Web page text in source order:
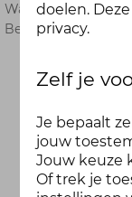
Wachtwoord
Ben je nog geen
doelen.
privacy.
Zelf je
Je bepaalt
jouw
Jouw keuze
Of trek je